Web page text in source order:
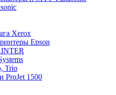
Xerox
Epson
Trio
ProJet 1500